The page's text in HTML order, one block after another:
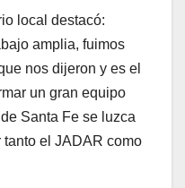
local destacó:
amplia, fuimos
nos dijeron y es el
un gran equipo
Santa Fe se luzca
el JADAR como